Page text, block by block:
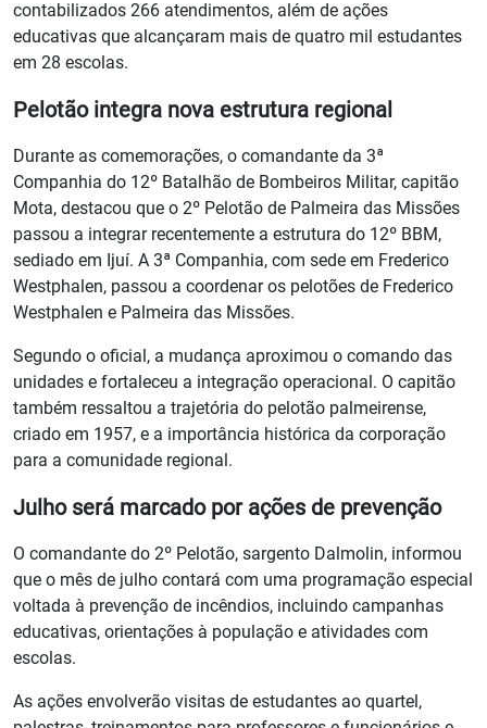
contabilizados 266 atendimentos, além de ações
educativas que alcançaram mais de quatro mil estudantes
em 28 escolas.
Pelotão integra nova estrutura regional
Durante as comemorações, o comandante da 3ª
Companhia do 12º Batalhão de Bombeiros Militar, capitão
Mota, destacou que o 2º Pelotão de Palmeira das Missões
passou a integrar recentemente a estrutura do 12º BBM,
sediado em Ijuí. A 3ª Companhia, com sede em Frederico
Westphalen, passou a coordenar os pelotões de Frederico
Westphalen e Palmeira das Missões.
Segundo o oficial, a mudança aproximou o comando das
unidades e fortaleceu a integração operacional. O capitão
também ressaltou a trajetória do pelotão palmeirense,
criado em 1957, e a importância histórica da corporação
para a comunidade regional.
Julho será marcado por ações de prevenção
O comandante do 2º Pelotão, sargento Dalmolin, informou
que o mês de julho contará com uma programação especial
voltada à prevenção de incêndios, incluindo campanhas
educativas, orientações à população e atividades com
escolas.
As ações envolverão visitas de estudantes ao quartel,